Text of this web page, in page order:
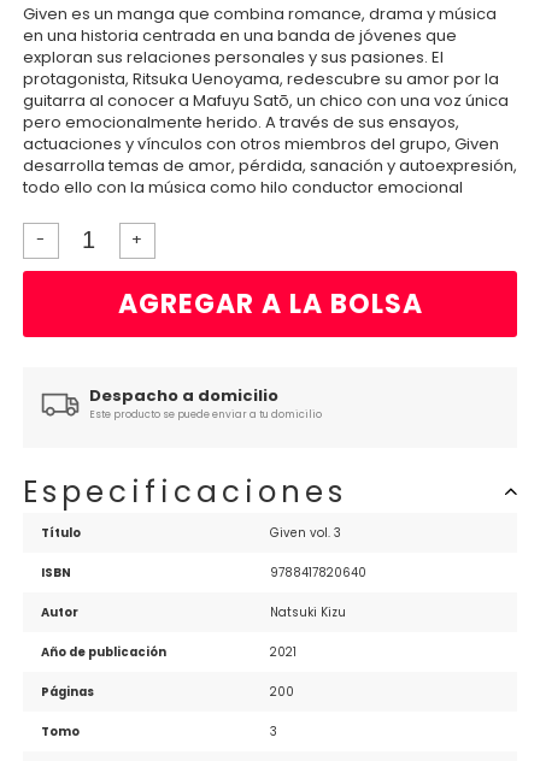
Given es un manga que combina romance, drama y música
en una historia centrada en una banda de jóvenes que
exploran sus relaciones personales y sus pasiones. El
protagonista, Ritsuka Uenoyama, redescubre su amor por la
guitarra al conocer a Mafuyu Satō, un chico con una voz única
pero emocionalmente herido. A través de sus ensayos,
actuaciones y vínculos con otros miembros del grupo, Given
desarrolla temas de amor, pérdida, sanación y autoexpresión,
todo ello con la música como hilo conductor emocional
- +
AGREGAR A LA BOLSA
Despacho a domicilio
Este producto se puede enviar a tu domicilio
Especificaciones
Título Given vol. 3
ISBN 9788417820640
Autor Natsuki Kizu
Año de publicación 2021
Páginas 200
Tomo 3